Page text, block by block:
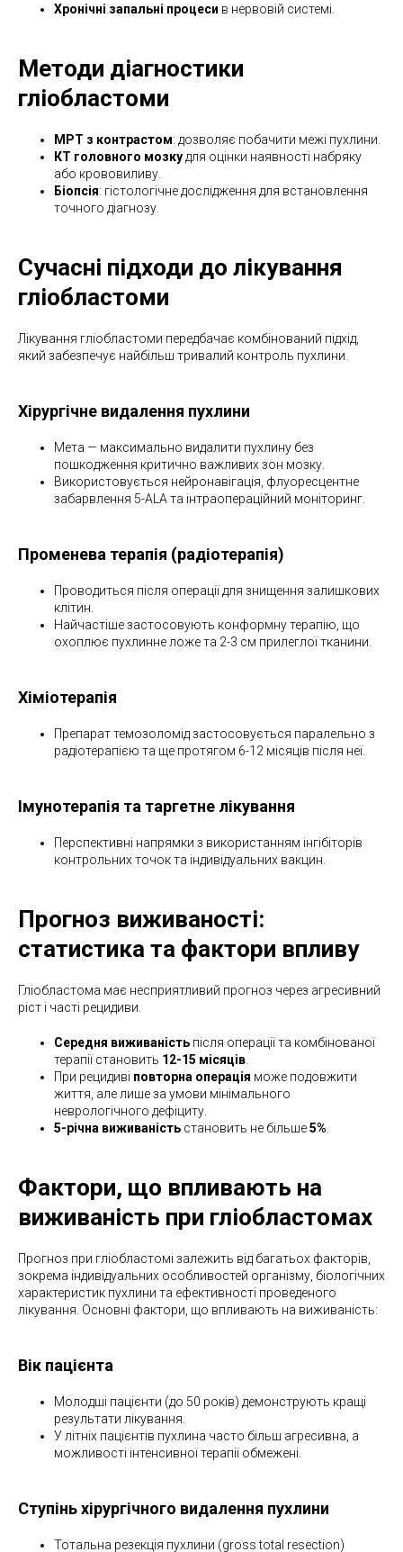
Хронічні запальні процеси в нервовій системі.
Методи діагностики
гліобластоми
МРТ з контрастом: дозволяє побачити межі пухлини.
КТ головного мозку для оцінки наявності набряку
або крововиливу.
Біопсія: гістологічне дослідження для встановлення
точного діагнозу.
Сучасні підходи до лікування
гліобластоми
Лікування гліобластоми передбачає комбінований підхід,
який забезпечує найбільш тривалий контроль пухлини.
Хірургічне видалення пухлини
Мета — максимально видалити пухлину без
пошкодження критично важливих зон мозку.
Використовується нейронавігація, флуоресцентне
забарвлення 5-ALA та інтраопераційний моніторинг.
Променева терапія (радіотерапія)
Проводиться після операції для знищення залишкових
клітин.
Найчастіше застосовують конформну терапію, що
охоплює пухлинне ложе та 2-3 см прилеглої тканини.
Хіміотерапія
Препарат темозоломід застосовується паралельно з
радіотерапією та ще протягом 6-12 місяців після неї.
Імунотерапія та таргетне лікування
Перспективні напрямки з використанням інгібіторів
контрольних точок та індивідуальних вакцин.
Прогноз виживаності:
статистика та фактори впливу
Гліобластома має несприятливий прогноз через агресивний
ріст і часті рецидиви.
Середня виживаність після операції та комбінованої
терапії становить 12-15 місяців
При рецидиві повторна операція може подовжити
життя, але лише за умови мінімального
неврологічного дефіциту.
5-річна виживаність становить не більше5%
Фактори, що впливають на
виживаність при гліобластомах
Прогноз при гліобластомі залежить від багатьох факторів,
зокрема індивідуальних особливостей організму, біологічних
характеристик пухлини та ефективності проведеного
лікування. Основні фактори, що впливають на виживаність:
Вік пацієнта
Молодші пацієнти (до 50 років) демонструють кращі
результати лікування.
У літніх пацієнтів пухлина часто більш агресивна, а
можливості інтенсивної терапії обмежені.
Ступінь хірургічного видалення пухлини
Тотальна резекція пухлини (gross total resection)